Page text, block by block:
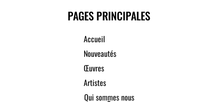
PAGES PRINCIPALES
Accueil
Nouveautés
Œuvres
Artistes
Qui sommes nous